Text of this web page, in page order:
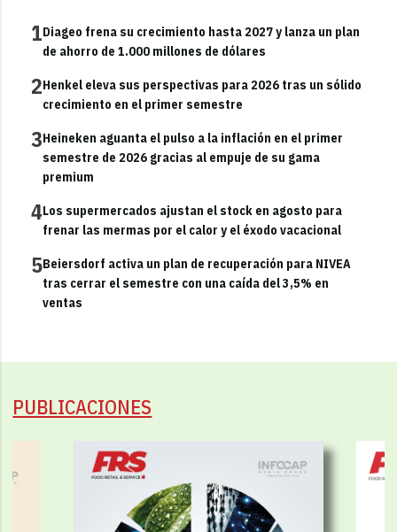
1Diageo frena su crecimiento hasta 2027 y lanza un plan
de ahorro de 1.000 millones de dólares
2Henkel eleva sus perspectivas para 2026 tras un sólido
crecimiento en el primer semestre
3Heineken aguanta el pulso a la inflación en el primer
semestre de 2026 gracias al empuje de su gama
premium
4Los supermercados ajustan el stock en agosto para
frenar las mermas por el calor y el éxodo vacacional
5Beiersdorf activa un plan de recuperación para NIVEA
tras cerrar el semestre con una caída del 3,5% en
ventas
PUBLICACIONES